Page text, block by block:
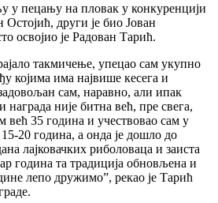
у пецању на пловак у конкуренцији
Остојић, други је био Јован
освојио је Радован Тарић.
такмичење, упецао сам укупно
којима има највише кесега и
сам, наравно, али ипак
није битна већ, пре свега,
већ 35 година и учествовао сам у
20 година, а онда је дошло до
лајковачких риболоваца и заиста
година та традиција обновљена и
лепо дружимо”, рекао је Тарић